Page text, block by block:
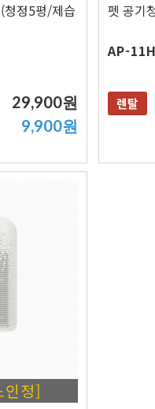
청정5평/제습
29,900원
9,900원
펫 공기
AP-
렌탈
인정]